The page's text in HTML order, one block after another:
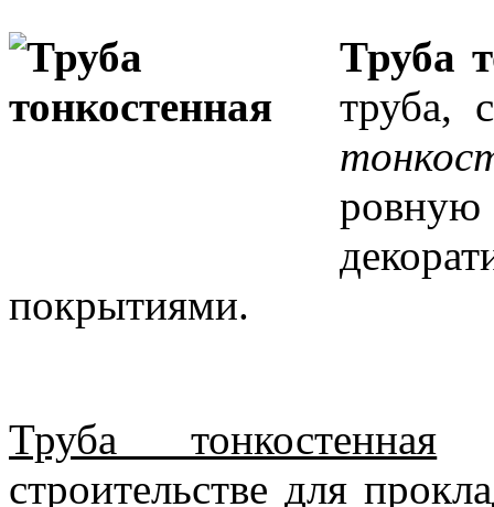
Труба
труба,
покрытиями.
Труба тонкостенная
строительстве для